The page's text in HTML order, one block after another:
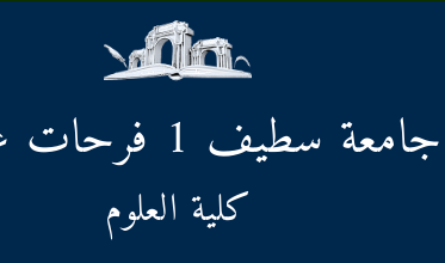
جامعة سطيف 1 فرحات عباس
كلية العلوم